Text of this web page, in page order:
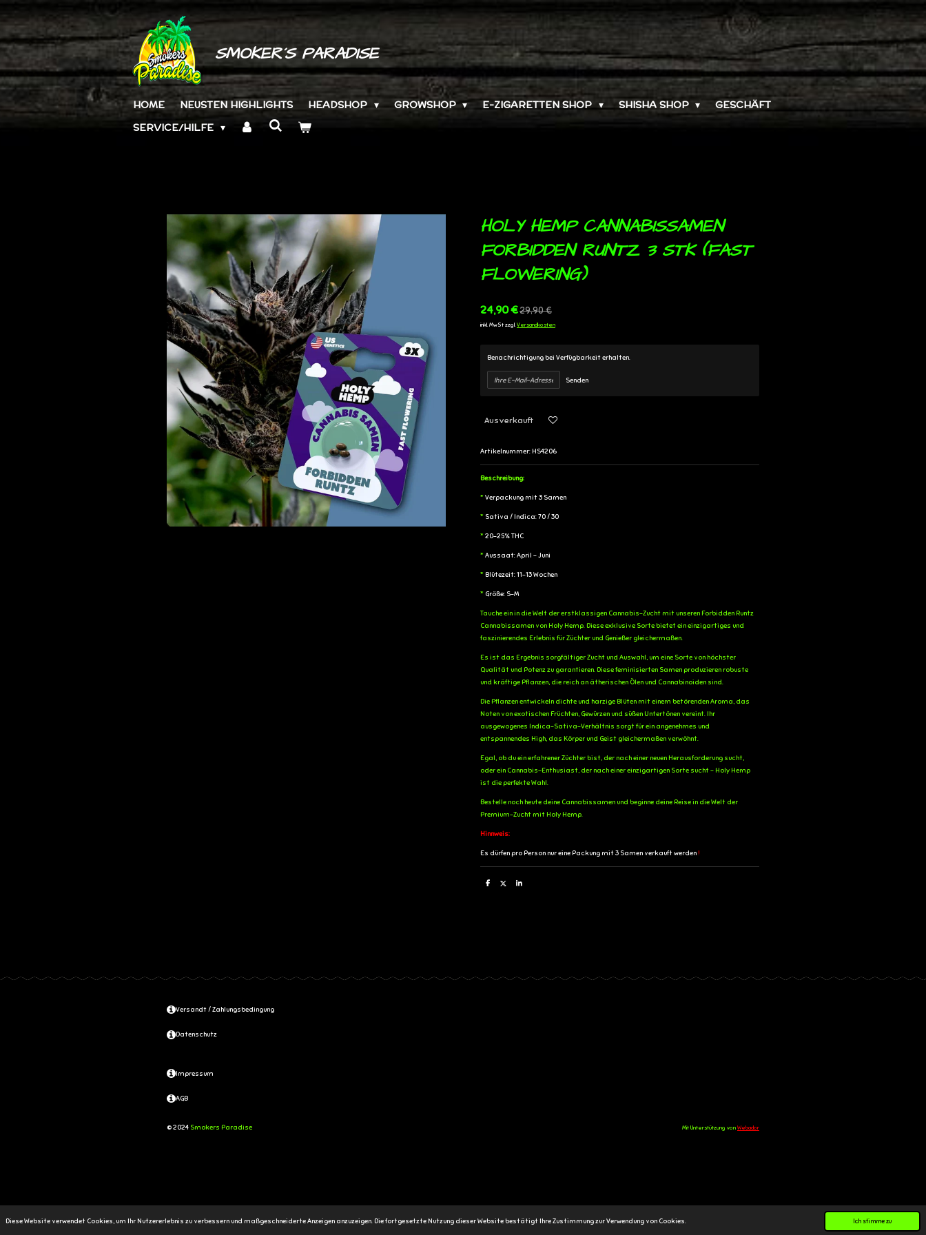
Diese Website verwendet Cookies, um Ihr Nutzererlebnis zu verbessern und maßgeschneiderte Anzeigen anzuzeigen. Die fortgesetzte Nutzung dieser Website bestätigt Ihre Zustimmung zur Verwendung von Cookies. Ich stimme zu
Zum
Hauptinhalt
springen
SMOKER´S PARADISE
HOME NEUSTEN HIGHLIGHTS HEADSHOP GROWSHOP E-ZIGARETTEN SHOP SHISHA SHOP
GESCHÄFT
SERVICE/HILFE
HOLY HEMP CANNABISSAMEN
FORBIDDEN RUNTZ 3 STK (FAST
FLOWERING)
24,90 €29,90 €
inkl. MwSt zzgl. Versandkosten
Benachrichtigung bei Verfügbarkeit erhalten.
Senden
Ausverkauft
Artikelnummer:HS4206
Beschreibung:
* Verpackung mit 3 Samen
* Sativa / Indica: 70 / 30
* 20-25% THC
* Aussaat: April - Juni
* Blütezeit: 11-13 Wochen
* Größe: S-M
Tauche ein in die Welt der erstklassigen Cannabis-Zucht mit unseren Forbidden Runtz
Cannabissamen von Holy Hemp. Diese exklusive Sorte bietet ein einzigartiges und
faszinierendes Erlebnis für Züchter und Genießer gleichermaßen.
Es ist das Ergebnis sorgfältiger Zucht und Auswahl, um eine Sorte von höchster
Qualität und Potenz zu garantieren. Diese feminisierten Samen produzieren robuste
und kräftige Pflanzen, die reich an ätherischen Ölen und Cannabinoiden sind.
Die Pflanzen entwickeln dichte und harzige Blüten mit einem betörenden Aroma, das
Noten von exotischen Früchten, Gewürzen und süßen Untertönen vereint. Ihr
ausgewogenes Indica-Sativa-Verhältnis sorgt für ein angenehmes und
entspannendes High, das Körper und Geist gleichermaßen verwöhnt.
Egal, ob du ein erfahrener Züchter bist, der nach einer neuen Herausforderung sucht,
oder ein Cannabis-Enthusiast, der nach einer einzigartigen Sorte sucht - Holy Hemp
ist die perfekte Wahl.
Bestelle noch heute deine Cannabissamen und beginne deine Reise in die Welt der
Premium-Zucht mit Holy Hemp.
Hinnweis:
Es dürfen pro Person nur eine Packung mit 3 Samen verkauft werden!
T
T
T
Versandt / Zahlungsbedingung
Datenschutz
Impressum
AGB
© 2024 Smokers Paradise Mit Unterstützung von Webador